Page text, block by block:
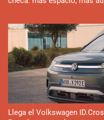
Llega el Volkswagen